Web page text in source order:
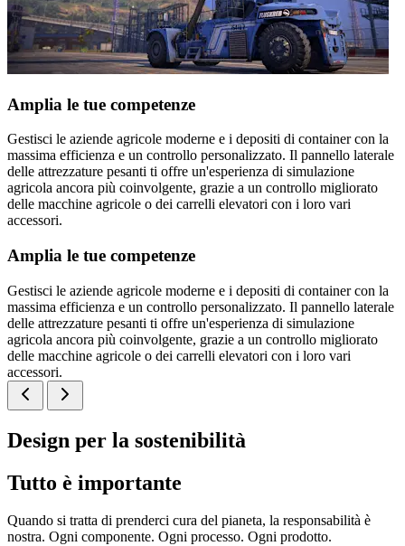
Amplia le tue competenze
Gestisci le aziende agricole moderne e i depositi di container con la
massima efficienza e un controllo personalizzato. Il pannello laterale
delle attrezzature pesanti ti offre un'esperienza di simulazione
agricola ancora più coinvolgente, grazie a un controllo migliorato
delle macchine agricole o dei carrelli elevatori con i loro vari
accessori.
Amplia le tue competenze
Gestisci le aziende agricole moderne e i depositi di container con la
massima efficienza e un controllo personalizzato. Il pannello laterale
delle attrezzature pesanti ti offre un'esperienza di simulazione
agricola ancora più coinvolgente, grazie a un controllo migliorato
delle macchine agricole o dei carrelli elevatori con i loro vari
accessori.
Design per la sostenibilità
Tutto è importante
Quando si tratta di prenderci cura del pianeta, la responsabilità è
nostra. Ogni componente. Ogni processo. Ogni prodotto.